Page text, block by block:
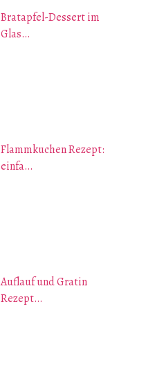
Bratapfel-Dessert im
Glas…
Flammkuchen Rezept:
einfa…
Auflauf und Gratin
Rezept…